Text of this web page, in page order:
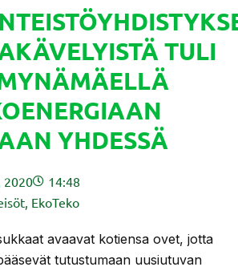
TULI
YHDESSÄ
2020
14:48
EkoTeko
avaavat kotiensa ovet, jotta
tutustumaan uusiutuvan